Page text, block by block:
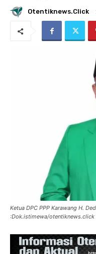
Otentiknews.click
Ketua DPC PPP Karawang H.
:Dok.istimewa/otentiknews.click